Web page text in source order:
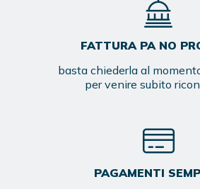
FATTURA PA NO
basta chiederla al
per venire subito
PAGAMENTI